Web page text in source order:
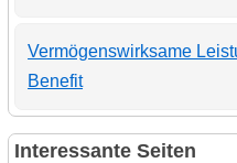
Vermögenswirksame
Benefit
Interessante Seiten